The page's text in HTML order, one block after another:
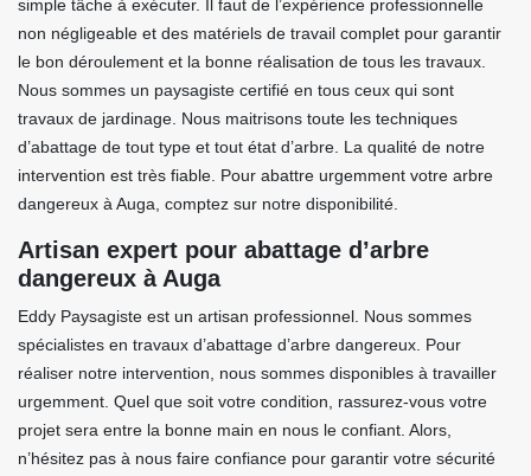
simple tâche à exécuter. Il faut de l’expérience professionnelle
non négligeable et des matériels de travail complet pour garantir
le bon déroulement et la bonne réalisation de tous les travaux.
Nous sommes un paysagiste certifié en tous ceux qui sont
travaux de jardinage. Nous maitrisons toute les techniques
d’abattage de tout type et tout état d’arbre. La qualité de notre
intervention est très fiable. Pour abattre urgemment votre arbre
dangereux à Auga, comptez sur notre disponibilité.
Artisan expert pour abattage d’arbre
dangereux à Auga
Eddy Paysagiste est un artisan professionnel. Nous sommes
spécialistes en travaux d’abattage d’arbre dangereux. Pour
réaliser notre intervention, nous sommes disponibles à travailler
urgemment. Quel que soit votre condition, rassurez-vous votre
projet sera entre la bonne main en nous le confiant. Alors,
n’hésitez pas à nous faire confiance pour garantir votre sécurité